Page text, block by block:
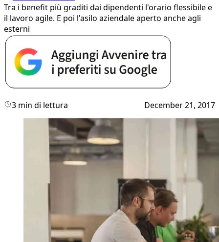
Tra i benefit più graditi dai dipendenti l'orario flessibile e
il lavoro agile. E poi l'asilo aziendale aperto anche agli
esterni
3 min di lettura December 21, 2017